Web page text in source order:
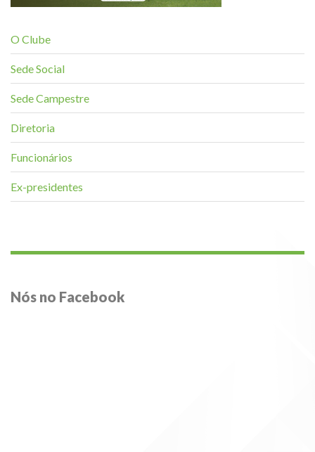
O Clube
Sede Social
Sede Campestre
Diretoria
Funcionários
Ex-presidentes
Nós no Facebook